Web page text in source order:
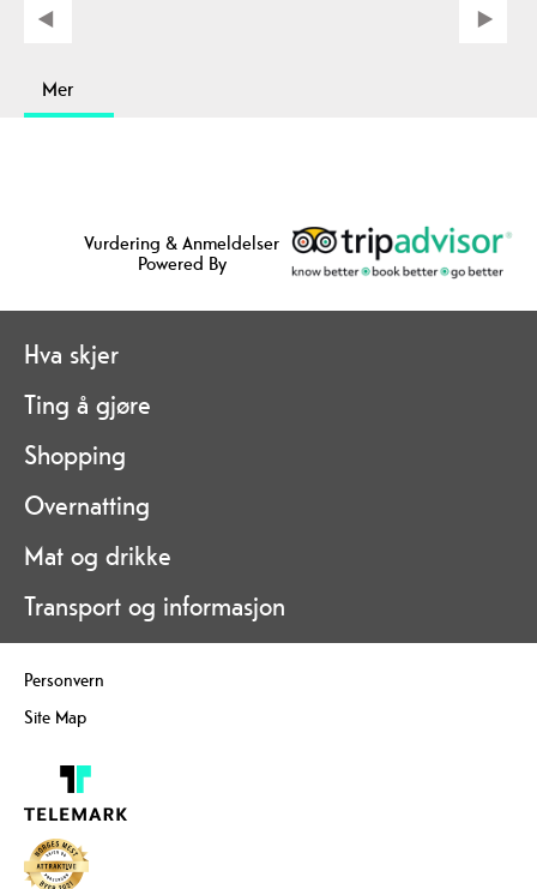
Mer
Vurdering & Anmeldelser
Powered By
Hva skjer
Ting å gjøre
Shopping
Overnatting
Mat og drikke
Transport og informasjon
Personvern
Site Map